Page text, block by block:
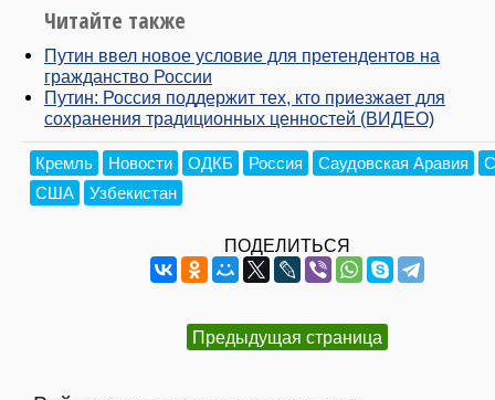
Читайте также
Путин ввел новое условие для претендентов на
гражданство России
Путин: Россия поддержит тех, кто приезжает для
сохранения традиционных ценностей (ВИДЕО)
Кремль Новости ОДКБ Россия Саудовская Аравия
США
Узбекистан
ПОДЕЛИТЬСЯ
Предыдущая страница